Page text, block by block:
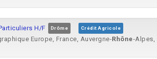
H/F Drôme Crédit Agricole
Europe, France, Auvergne-Rhône-Alpes,